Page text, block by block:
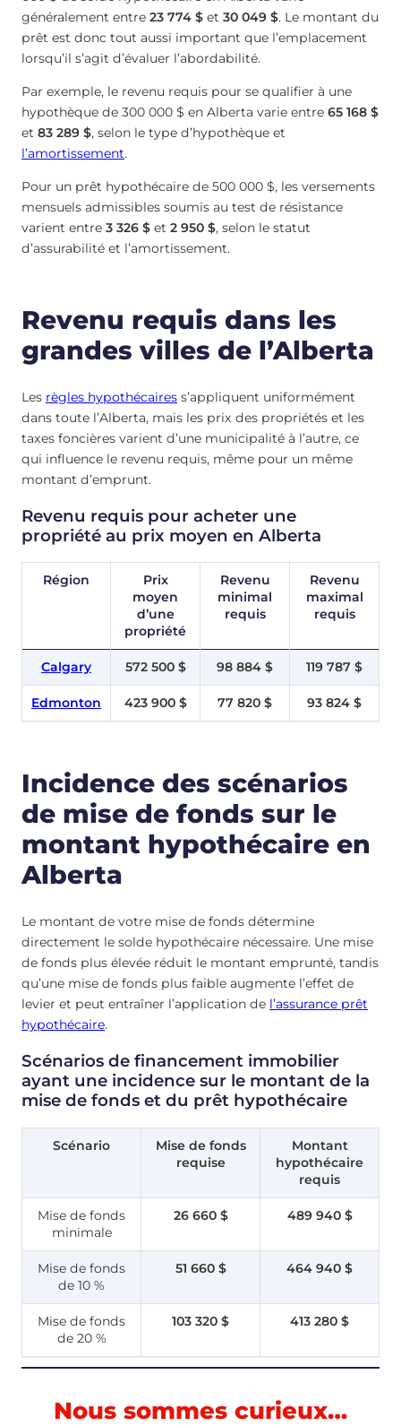
généralement entre 23 774 $ et 30 049 $. Le montant du
prêt est donc tout aussi important que l’emplacement
lorsqu’il s’agit d’évaluer l’abordabilité.
Par exemple, le revenu requis pour se qualifier à une
hypothèque de 300 000 $ en Alberta varie entre 65 168 $
et 83 289 $, selon le type d’hypothèque et
l’amortissement.
Pour un prêt hypothécaire de 500 000 $, les versements
mensuels admissibles soumis au test de résistance
varient entre 3 326 $ et 2 950 $, selon le statut
d’assurabilité et l’amortissement.
Revenu requis dans les
grandes villes de l’Alberta
Les règles hypothécaires s’appliquent uniformément
dans toute l’Alberta, mais les prix des propriétés et les
taxes foncières varient d’une municipalité à l’autre, ce
qui influence le revenu requis, même pour un même
montant d’emprunt.
Revenu requis pour acheter une
propriété au prix moyen en Alberta
Région
Prix
moyen
d’une
propriété
Revenu
minimal
requis
Revenu
maximal
requis
Calgary 572 500 $ 98 884 $ 119 787 $
Edmonton 423 900 $ 77 820 $ 93 824 $
Incidence des scénarios
de mise de fonds sur le
montant hypothécaire en
Alberta
Le montant de votre mise de fonds détermine
directement le solde hypothécaire nécessaire. Une mise
de fonds plus élevée réduit le montant emprunté, tandis
qu’une mise de fonds plus faible augmente l’effet de
levier et peut entraîner l’application de l’assurance prêt
hypothécaire.
Scénarios de financement immobilier
ayant une incidence sur le montant de la
mise de fonds et du prêt hypothécaire
Scénario
Mise de fonds
requise
Montant
hypothécaire
requis
Mise de fonds
minimale
26 660 $ 489 940 $
Mise de fonds
de 10 %
51 660 $ 464 940 $
Mise de fonds
de 20 %
103 320 $ 413 280 $
Nous sommes curieux…